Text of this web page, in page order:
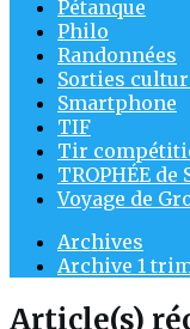
Pétanque
Philo
Randonnées
Sorties
Smartphone
TIF
Tir
TROPHÉE de
Voyage de
Archives
Archive 1
Article(s)